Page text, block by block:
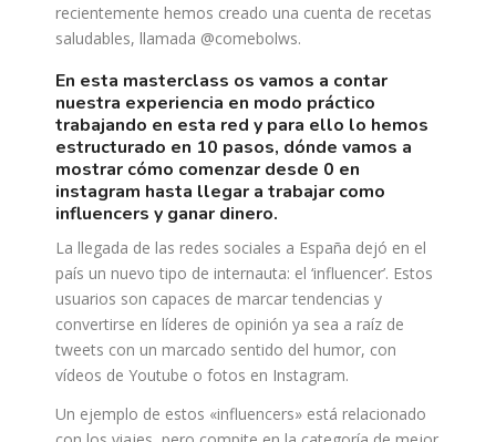
recientemente hemos creado una cuenta de recetas
saludables, llamada @comebolws.
en esta masterclass os vamos a contar
nuestra experiencia en modo práctico
trabajando en esta red y para ello lo hemos
estructurado en 10 pasos, dónde vamos a
mostrar cómo comenzar desde 0 en
instagram hasta llegar a trabajar como
influencers y ganar dinero.
La llegada de las redes sociales a España dejó en el
país un nuevo tipo de internauta: el ‘influencer’. Estos
usuarios son capaces de marcar tendencias y
convertirse en líderes de opinión ya sea a raíz de
tweets con un marcado sentido del humor, con
vídeos de Youtube o fotos en Instagram.
Un ejemplo de estos «influencers» está relacionado